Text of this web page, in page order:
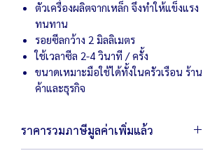
ตัวเครื่องผลิตจากเหล็ก จึงทำให้แข็งแรง
ทนทาน
รอยซีลกว้าง 2 มิลลิเมตร
ใช้เวลาซีล 2-4 วินาที / ครั้ง
ขนาดเหมาะมือใช้ได้ทั้งในครัวเรือน ร้าน
ค้าและธุรกิจ
ราคารวมภาษีมูลค่าเพิ่มแล้ว